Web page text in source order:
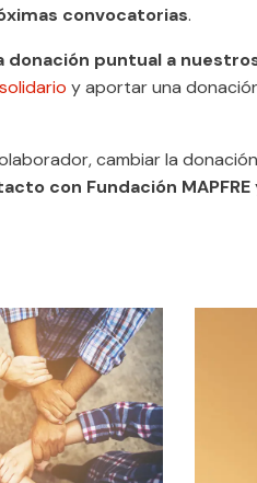
convocatorias.
donación puntual a
y aportar una
cambiar la
con Fundación MAPFRE